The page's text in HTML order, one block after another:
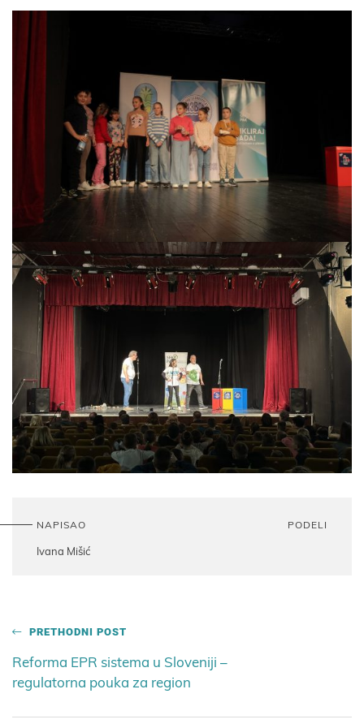
NAPISAO
Ivana Mišić
PODELI
PRETHODNI POST
Reforma EPR sistema u Sloveniji –
regulatorna pouka za region